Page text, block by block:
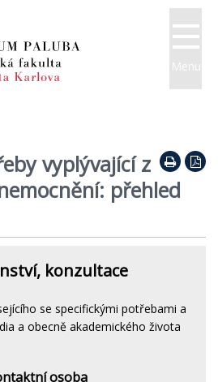
vyplývající z
přehled
konzultace
se specifickými potřebami a
a obecně akademického života
osoba
Menu